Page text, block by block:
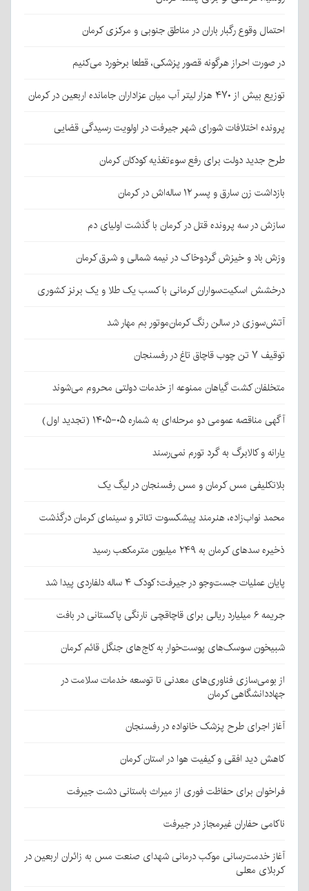
احتمال وقوع رگبار باران در مناطق جنوبی و مرکزی کرمان
در صورت احراز هرگونه قصور پزشکی، قطعا برخورد می‌کنیم
توزیع بیش از ۴۷۰ هزار لیتر آب میان عزاداران جامانده اربعین در کرمان
پرونده اختلافات شورای شهر جیرفت در اولویت رسیدگی قضایی
طرح جدید دولت برای رفع سوءتغذیه کودکان کرمان
بازداشت زن سارق و پسر ۱۲ ساله‌اش در کرمان
سازش در سه پرونده قتل در کرمان با گذشت اولیای دم
وزش باد و خیزش گردوخاک در نیمه شمالی و شرق کرمان
درخشش اسکیت‌سواران کرمانی با کسب یک طلا و یک برنز کشوری
آتش‌سوزی در سالن رنگ کرمان‌موتور بم مهار شد
توقیف ۷ تن چوب قاچاق تاغ در رفسنجان
متخلفان کشت گیاهان ممنوعه از خدمات دولتی محروم می‌شوند
آگهی مناقصه عمومی دو مرحله‌ای به شماره ۰۵-۱۴۰۵ (تجدید اول)
یارانه و کالابرگ به گرد تورم نمی‌رسند
بلاتکلیفی مس کرمان و مس رفسنجان در لیگ یک
محمد نواب‌زاده، هنرمند پیشکسوت تئاتر و سینمای کرمان درگذشت
ذخیره سدهای کرمان به ۲۴۹ میلیون مترمکعب رسید
پایان عملیات جست‌وجو در جیرفت؛ کودک ۴ ساله دلفاردی پیدا شد
جریمه ۶ میلیارد ریالی برای قاچاقچی نارنگی پاکستانی در بافت
شبیخون سوسک‌های پوست‌خوار به کاج‌های جنگل قائم کرمان
از بومی‌سازی فناوری‌های معدنی تا توسعه خدمات سلامت در
جهاددانشگاهی کرمان
آغاز اجرای طرح پزشک خانواده در رفسنجان
کاهش دید افقی و کیفیت هوا در استان کرمان
فراخوان برای حفاظت فوری از میراث باستانی دشت جیرفت
ناکامی حفاران غیرمجاز در جیرفت
آغاز خدمت‌رسانی موکب درمانی شهدای صنعت مس به زائران اربعین در
کربلای معلی